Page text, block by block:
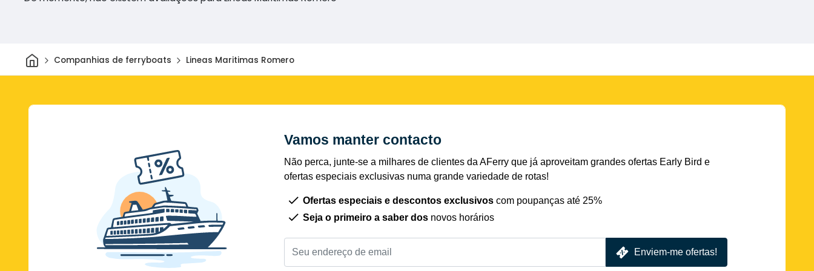
CasaCompanhias de ferryboats Lineas Maritimas Romero
Vamos manter contacto
Não perca, junte-se a milhares de clientes da AFerry que já aproveitam grandes ofertas Early Bird e
ofertas especiais exclusivas numa grande variedade de rotas!
Ofertas especiais e descontos exclusivos com poupanças até 25%
Seja o primeiro a saber dos novos horários
Enviem-me ofertas!